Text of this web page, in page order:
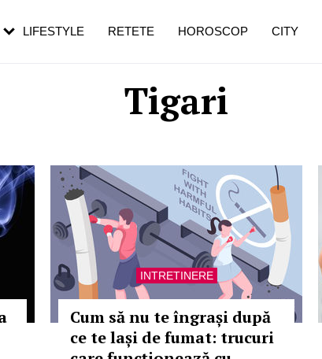
Tigari
INTRETINERE
Cum să nu te îngrași după
ce te lași de fumat: trucuri
LIFESTYLE RETETE HOROSCOP CITY
în vârstă
de dureroasă este investigația